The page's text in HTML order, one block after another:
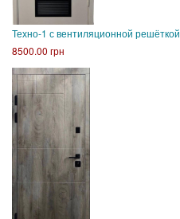
Техно-1 с вентиляционной решёткой
8500.00 грн